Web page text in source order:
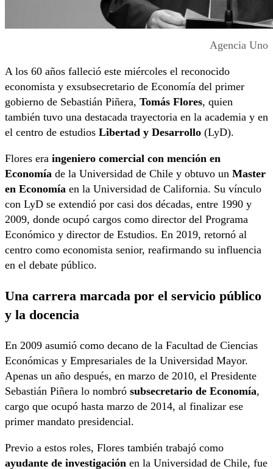
Agencia Uno
A los 60 años falleció este miércoles el reconocido
economista y exsubsecretario de Economía del primer
gobierno de Sebastián Piñera, Tomás Flores, quien
también tuvo una destacada trayectoria en la academia y en
el centro de estudios Libertad y Desarrollo (LyD).
Flores era ingeniero comercial con mención en
Economía de la Universidad de Chile y obtuvo un Master
en Economía en la Universidad de California. Su vínculo
con LyD se extendió por casi dos décadas, entre 1990 y
2009, donde ocupó cargos como director del Programa
Económico y director de Estudios. En 2019, retornó al
centro como economista senior, reafirmando su influencia
en el debate público.
Una carrera marcada por el servicio público
y la docencia
En 2009 asumió como decano de la Facultad de Ciencias
Económicas y Empresariales de la Universidad Mayor.
Apenas un año después, en marzo de 2010, el Presidente
Sebastián Piñera lo nombró subsecretario de Economía,
cargo que ocupó hasta marzo de 2014, al finalizar ese
primer mandato presidencial.
Previo a estos roles, Flores también trabajó como
ayudante de investigación en la Universidad de Chile, fue